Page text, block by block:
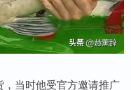
当时他受官方邀请推广